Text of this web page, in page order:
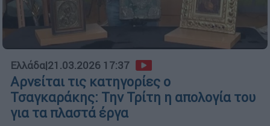
Ελλάδα|21.03.2026 17:37
Αρνείται τις κατηγορίες ο
Τσαγκαράκης: Την Τρίτη η απολογία του
για τα πλαστά έργα